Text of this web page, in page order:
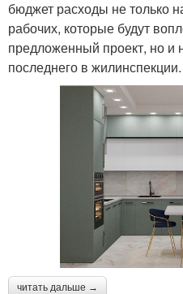
бюджет расходы не только
рабочих, которые будут
предложенный проект, но и
последнего в жилинспекции.
читать дальше →